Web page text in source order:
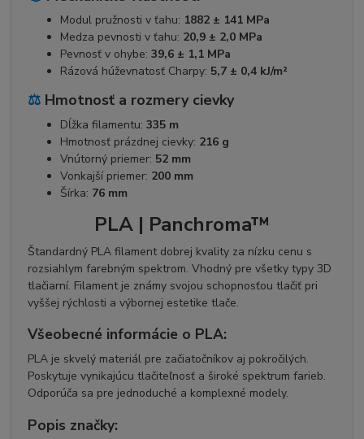
Modul pružnosti v ťahu: 1882 ± 141 MPa
Medza pevnosti v ťahu: 20,9 ± 2,0 MPa
Pevnosť v ohybe:39,6 ± 1,1 MPa
Rázová húževnatosť Charpy: 5,7 ± 0,4 kJ/m²
⚖️ Hmotnosť a rozmery cievky
Dĺžka filamentu:335 m
Hmotnosť prázdnej cievky: 216 g
Vnútorný priemer: 52 mm
Vonkajší priemer: 200 mm
Šírka: 76 mm
PLA | Panchroma™
Štandardný PLA filament dobrej kvality za nízku cenu s
rozsiahlym farebným spektrom. Vhodný pre všetky typy 3D
tlačiarní. Filament je známy svojou schopnosťou tlačiť pri
vyššej rýchlosti a výbornej estetike tlače.
Všeobecné informácie o PLA:
PLA je skvelý materiál pre začiatočníkov aj pokročilých.
Poskytuje vynikajúcu tlačiteľnosť a široké spektrum farieb.
Odporúča sa pre jednoduché a komplexné modely.
Popis značky: